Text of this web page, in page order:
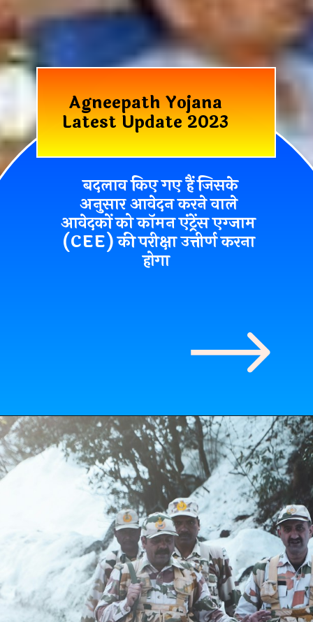
Agneepath Yojana
Latest Update 2023
बदलाव किए गए हैं जिसके
अनुसार आवेदन करने वाले
आवेदकों को कॉमन एंट्रेंस एग्जाम
(CEE) की परीक्षा उत्तीर्ण करना
होगा